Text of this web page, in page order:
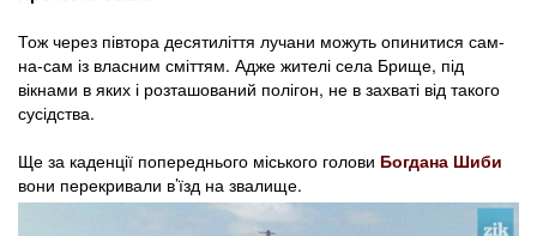
Тож через півтора десятиліття лучани можуть опинитися сам-
на-сам із власним сміттям. Адже жителі села Брище, під
вікнами в яких і розташований полігон, не в захваті від такого
сусідства.
Ще за каденції попереднього міського голови Богдана Шиби
вони перекривали в’їзд на звалище.